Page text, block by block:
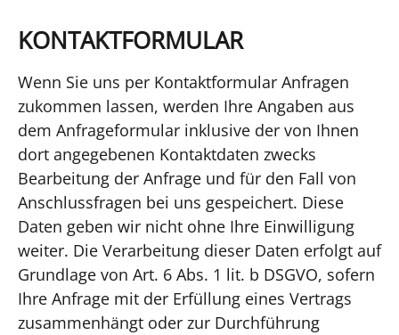
KONTAKTFORMULAR
Wenn Sie uns per Kontaktformular Anfragen
zukommen lassen, werden Ihre Angaben aus
dem Anfrageformular inklusive der von Ihnen
dort angegebenen Kontaktdaten zwecks
Bearbeitung der Anfrage und für den Fall von
Anschlussfragen bei uns gespeichert. Diese
Daten geben wir nicht ohne Ihre Einwilligung
weiter. Die Verarbeitung dieser Daten erfolgt auf
Grundlage von Art. 6 Abs. 1 lit. b DSGVO, sofern
Ihre Anfrage mit der Erfüllung eines Vertrags
zusammenhängt oder zur Durchführung